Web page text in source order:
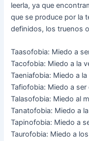
leerla, ya que
que se produce por la
definidos, los truenos
Taasofobia: Miedo a
Tacofobia: Miedo a la
Taeniafobia: Miedo a
Tafiofobia: Miedo a
Talasofobia: Miedo al
Tanatofobia: Miedo a
Tapinofobia: Miedo a
Taurofobia: Miedo a